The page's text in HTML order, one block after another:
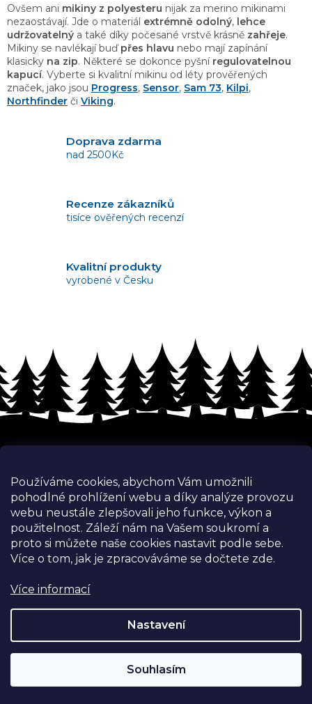
Používáme cookies, abychom Vám umožnili
pohodlné prohlížení webu a díky analýze provozu
webu neustále zlepšovali jeho funkce, výkon a
použitelnost. Záleží nám na Vašem soukromí a
proto si můžete naše cookies nastavit podle sebe.
Více o tom, jak je zpracováváme se dočtete zde.
Více informací
Nastavení
Souhlasím
v
ý
p
i
s
u
Ovšem ani mikiny z polyesteru nijak za merino mikinami
nezaostávají. Jde o materiál extrémně odolný, lehce
udržovatelný a také díky počesané vrstvě krásně zahřeje.
Mikiny se navlékají buďpřes hlavu nebo mají zapínání
klasicky na zip. Některé se dokonce pyšní regulovatelnou
kapucí. Vyberte si kvalitní mikinu od léty prověřených
značek, jako jsou Progress, Sensor, Sam 73, Kilpi,
Northfinder či Viking.
Doprava zdarma
nad 2500Kč
Recenze zákazníků
tisíce ověřených recenzí
Kvalitní produkty
vyrobené v Česku
bez problémů do 14 dnů
Z
p
Kontakt
nejoutdoor.cz